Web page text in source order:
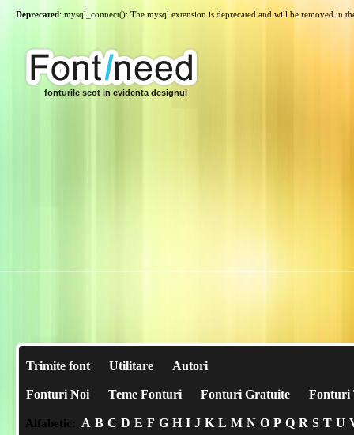
Deprecated: mysql_connect(): The mysql extension is deprecated and will be removed in
fonturile scot in evidenta designul
Trimite font Utilitare Autori
Fonturi Noi Teme Fonturi Fonturi Gratuite Fonturi
Alfabetic: A B C D E F G H I J K L M N O P Q R S T U